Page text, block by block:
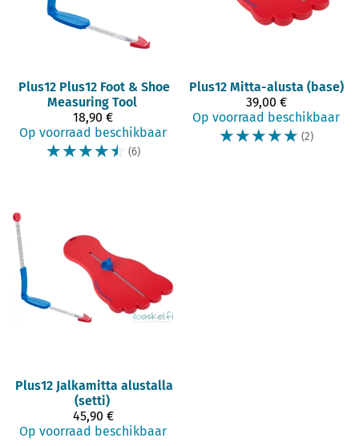
Plus12 Plus12 Foot & Shoe
Measuring Tool
18,90 €
Op voorraad beschikbaar
☆☆☆☆☆ (6)
Plus12 Mitta-alusta (base)
39,00 €
Op voorraad beschikbaar
☆☆☆☆☆ (2)
Plus12 Jalkamitta alustalla
(setti)
45,90 €
Op voorraad beschikbaar